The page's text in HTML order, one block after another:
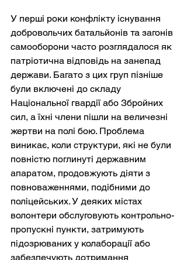
У перші роки конфлікту існування
добровольчих батальйонів та загонів
самооборони часто розглядалося як
патріотична відповідь на занепад
держави. Багато з цих груп пізніше
були включені до складу
Національної гвардії або Збройних
сил, а їхні члени пішли на величезні
жертви на полі бою. Проблема
виникає, коли структури, які не були
повністю поглинуті державним
апаратом, продовжують діяти з
повноваженнями, подібними до
поліцейських. У деяких містах
волонтери обслуговують контрольно-
пропускні пункти, затримують
підозрюваних у колаборації або
забезпечують дотримання